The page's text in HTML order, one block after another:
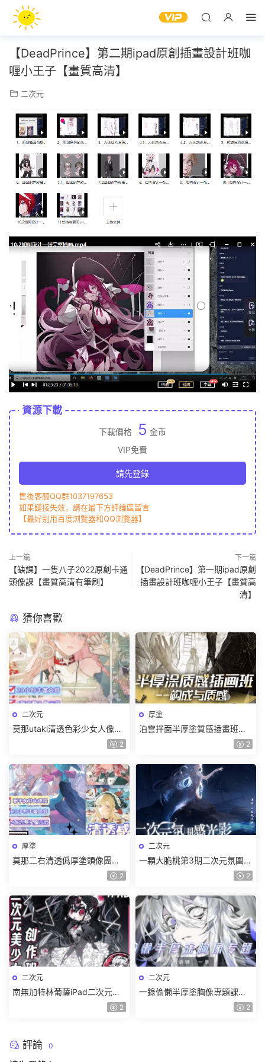
【DeadPrince】第二期ipad原創插畫設計班咖
喱小王子【畫質高清】
二次元
資源下載
下載價格 5 金币
VIP免費
請先登錄
售後客服QQ群1037197653
如果鏈接失效，請在最下方評論區留言
【最好别用百度浏覽器和QQ浏覽器】
上一篇
【缺課】一隻八子2022原創卡通
頭像課【畫質高清有筆刷】
下一篇
【DeadPrince】第一期ipad原創
插畫設計班咖喱小王子【畫質高
清】
猜你喜歡
二次元
莫那utaki清透色彩少女人像團
練2025【畫質高清隻有視頻】
2
厚塗
泊雲拌面半厚塗質感插畫班第1
期2024【畫質高清隻有視頻】
2
厚塗
莫那二右清透僞厚塗頭像團練
2025【畫質高清有課件和筆 2
二次元
一顆大脆桃第3期二次元氛圍感
光影特訓班2024【畫質高清隻
2
二次元
南無加特林葡薩iPad二次元美
少女創作班2024【畫質高清隻
2
二次元
一錄偷懶半厚塗胸像專題課
2024第1期【畫質高清隻有視2
評論 0